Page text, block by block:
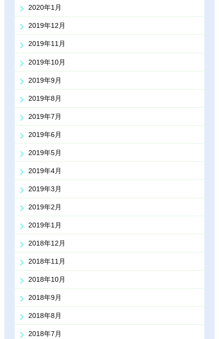
2020年1月
2019年12月
2019年11月
2019年10月
2019年9月
2019年8月
2019年7月
2019年6月
2019年5月
2019年4月
2019年3月
2019年2月
2019年1月
2018年12月
2018年11月
2018年10月
2018年9月
2018年8月
2018年7月